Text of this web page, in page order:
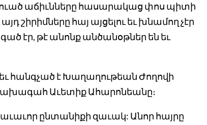
աճիւնները հասարակաց փոս պիտի
շիրիմները հայ այցելու եւ խնամող չէր
էր, թէ անոնք անծանօթներ են եւ
հանգչած է Խաղաղութեան Ժողովի
Աւետիք Ահարոնեանը։
ընտանիքի զաւակ: Անոր հայրը